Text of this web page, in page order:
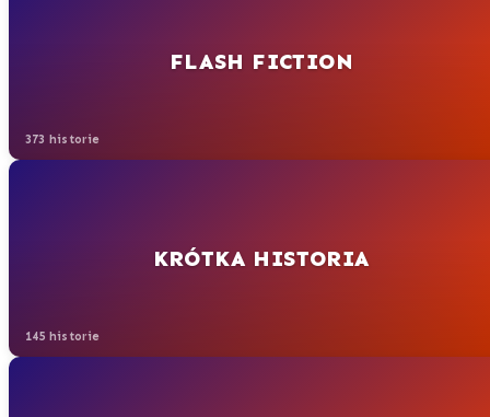
FLASH FICTION
373 historie
KRÓTKA HISTORIA
145 historie